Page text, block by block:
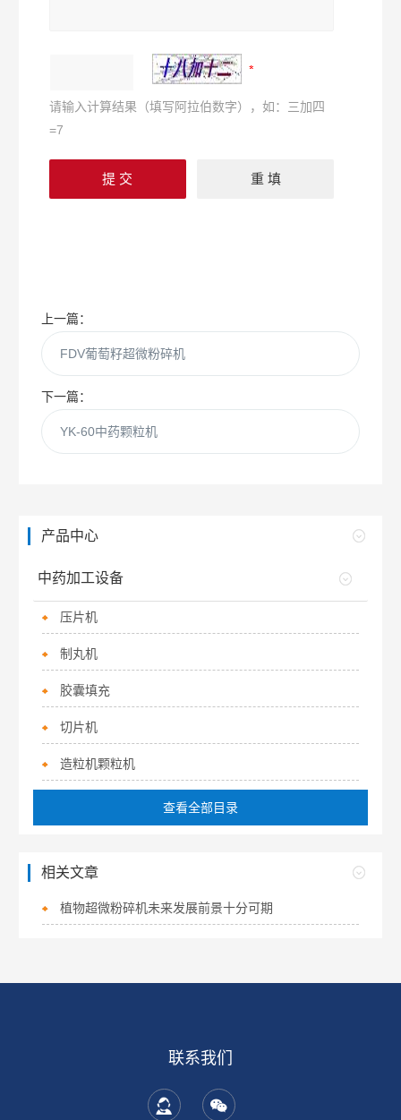
请输入计算结果（填写阿拉伯数字），如：三加四
=7
上一篇：
FDV葡萄籽超微粉碎机
下一篇：
YK-60中药颗粒机
产品中心
中药加工设备
压片机
制丸机
胶囊填充
切片机
造粒机颗粒机
查看全部目录
相关文章
植物超微粉碎机未来发展前景十分可期
联系我们